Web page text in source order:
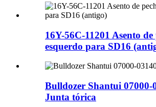
16Y-56C-11201 Asento de
esquerdo para SD16
Bulldozer Shantui 07000-
Junta tórica